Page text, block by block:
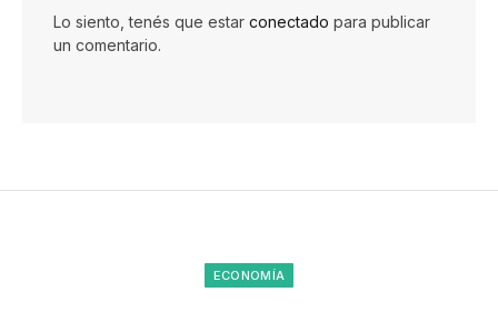
Lo siento, tenés que estar conectado para publicar
un comentario.
ECONOMÍA